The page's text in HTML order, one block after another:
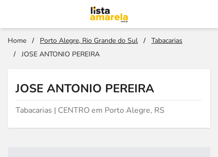
Home / Porto Alegre, Rio Grande do Sul /
Tabacarias
/
JOSE ANTONIO PEREIRA
JOSE ANTONIO PEREIRA
Tabacarias | CENTRO em Porto Alegre, RS